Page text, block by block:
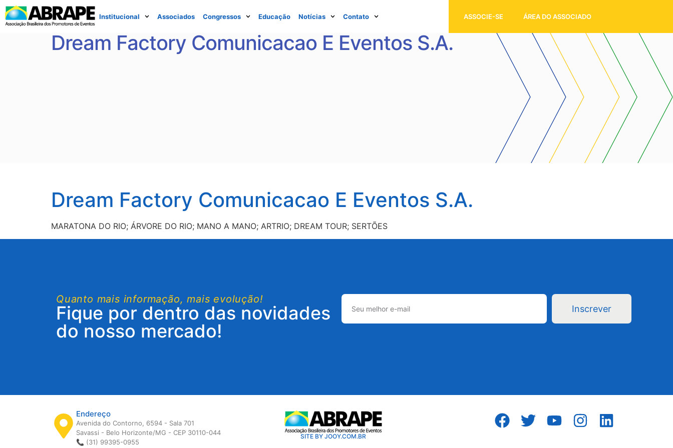
Institucional Associados Congressos Educação Notícias Contato ASSOCIE-SE ÁREA DO ASSOCIADO
Dream Factory Comunicacao E Eventos S.A.
Dream Factory Comunicacao E Eventos S.A.
MARATONA DO RIO; ÁRVORE DO RIO; MANO A MANO; ARTRIO; DREAM TOUR; SERTÕES
Quanto mais informação, mais evolução!
Fique por dentro das novidades
do nosso mercado!
Inscrever
Endereço
Avenida do Contorno, 6594 - Sala 701
Savassi - Belo Horizonte/MG - CEP 30110-044
📞 (31) 99395-0955
SITE BY JOOY.COM.BR